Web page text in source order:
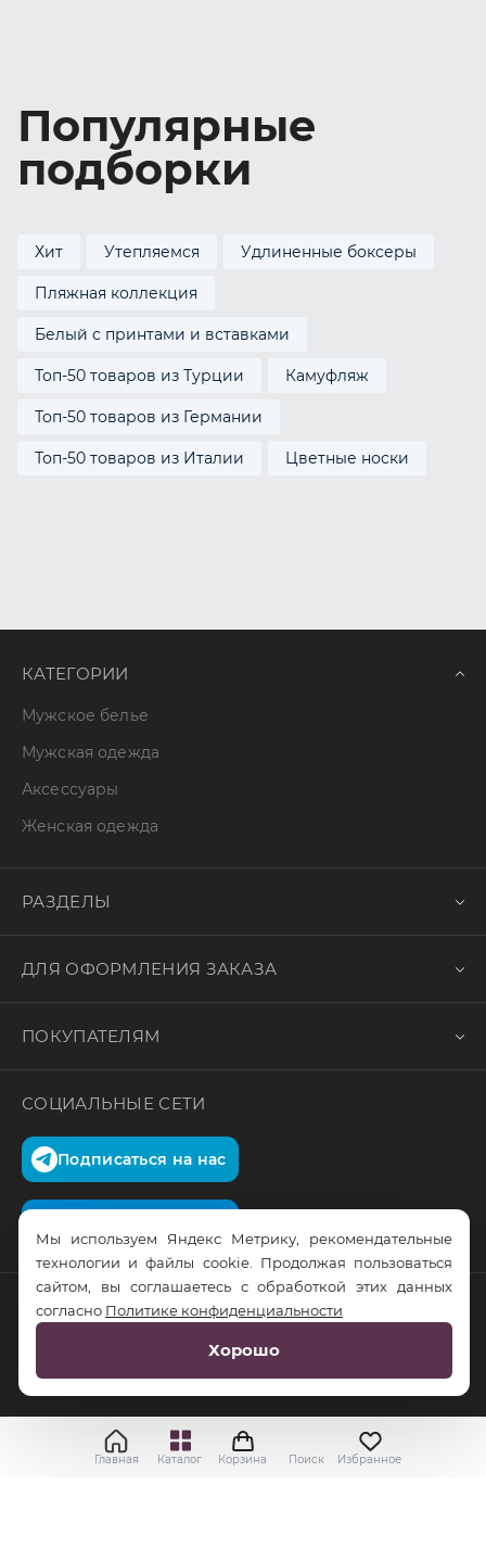
Популярные
подборки
Хит Утепляемся Удлиненные боксеры
Пляжная коллекция
Белый с принтами и вставками
Топ-50 товаров из Турции Камуфляж
Топ-50 товаров из Германии
Топ-50 товаров из Италии Цветные носки
КАТЕГОРИИ
Мужское белье
Мужская одежда
Аксессуары
Женская одежда
РАЗДЕЛЫ
ДЛЯ ОФОРМЛЕНИЯ ЗАКАЗА
ПОКУПАТЕЛЯМ
СОЦИАЛЬНЫЕ СЕТИ
Подписаться на нас
© RusTrus. 2011-2026. Все права защищены
RS Digital
Главная Каталог Корзина Поиск Избранное
Мы используем Яндекс Метрику, рекомендательные
технологии и файлы cookie. Продолжая пользоваться
сайтом, вы соглашаетесь с обработкой этих данных
согласно Политике конфиденциальности
Хорошо